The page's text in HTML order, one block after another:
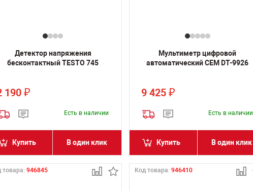
Детектор напряжения
бесконтактный TESTO 745
190 ₽
Есть в наличии
Купить В один клик
Мультиметр цифровой
автоматический CEM DT-9926
9 425 ₽
Есть в наличии
Купить В один клик
товара: 946845 Код товара: 946410